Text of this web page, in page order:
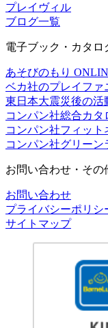
プレイヴィル
ブログ一覧
電子ブック・カタロ
あそびのもり
ベカ社のプレイファ
東日本大震災後の活
コンパン社総合カタ
コンパン社フィッ
コンパン社グリー
お問い合わせ・その
お問い合わせ
プライバシーポリ
サイトマップ